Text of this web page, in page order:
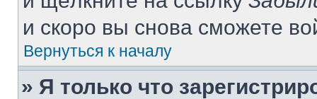
и скоро вы снова сможете
Вернуться к началу
» Я только что